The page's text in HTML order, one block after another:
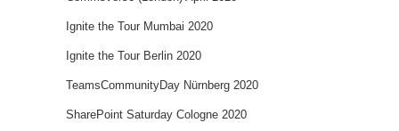
Ignite the Tour Mumbai 2020
Ignite the Tour Berlin 2020
TeamsCommunityDay Nürnberg 2020
SharePoint Saturday Cologne 2020